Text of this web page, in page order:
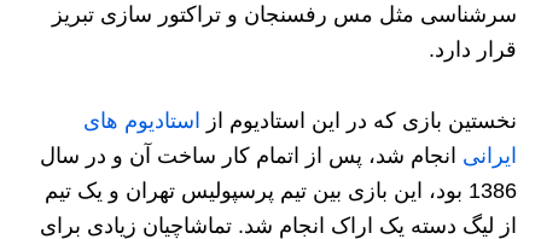
سرشناسی مثل مس رفسنجان و تراکتور سازی تبریز
قرار دارد.
نخستین بازی که در این استادیوم از استادیوم های
ایرانی انجام شد، پس از اتمام کار ساخت آن و در سال
1386 بود، این بازی بین تیم پرسپولیس تهران و یک تیم
از لیگ دسته یک اراک انجام شد. تماشاچیان زیادی برای